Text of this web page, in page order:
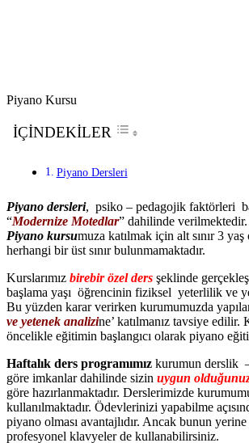
Piyano Kursu
İÇİNDEKİLER
Piyano Dersleri
Piyano dersleri, psiko – pedagojik faktörleri
“Modernize Motedlar” dahilinde verilmektedir.
Piyano kursumuza katılmak için alt sınır 3
herhangi bir üst sınır bulunmamaktadır.
Kurslarımız birebir özel ders şeklinde
başlama yaşı öğrencinin fiziksel yeterlilik ve
Bu yüzden karar verirken kurumumuzda
ve yetenek analizine’ katılmanız tavsiye edilir.
öncelikle eğitimin başlangıcı olarak piyano
Haftalık ders programımız kurumun derslik
göre imkanlar dahilinde sizin uygun
göre hazırlanmaktadır. Derslerimizde
kullanılmaktadır. Ödevlerinizi yapabilme
piyano olması avantajlıdır. Ancak bunun
profesyonel klavyeler de kullanabilirsiniz.